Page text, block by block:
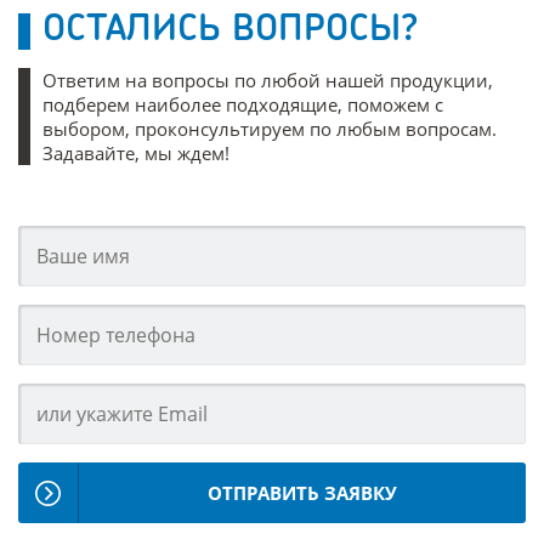
ОСТАЛИСЬ ВОПРОСЫ?
Ответим на вопросы по любой нашей продукции,
подберем наиболее подходящие, поможем с
выбором, проконсультируем по любым вопросам.
Задавайте, мы ждем!
ОТПРАВИТЬ ЗАЯВКУ